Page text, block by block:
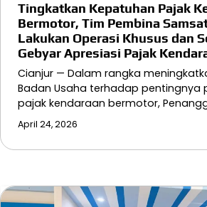
Tingkatkan Kepatuhan Pajak
Bermotor, Tim Pembina
Lakukan Operasi Khusus dan
Gebyar Apresiasi Pajak
Cianjur — Dalam rangka
Badan Usaha terhadap pentingnya
pajak kendaraan bermotor,
April 24, 2026